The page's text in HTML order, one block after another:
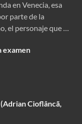
en Venecia, esa
parte de la
el personaje que …
examen
Cioflâncã,